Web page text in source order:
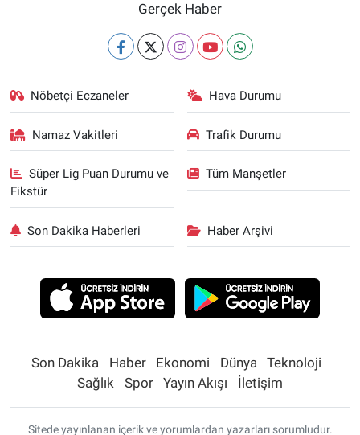
Gerçek Haber
Nöbetçi Eczaneler Hava Durumu
Namaz Vakitleri Trafik Durumu
Süper Lig Puan Durumu ve
Fikstür
Tüm Manşetler
Son Dakika Haberleri Haber Arşivi
Son Dakika Haber Ekonomi Dünya
Teknoloji
Sağlık
Spor Yayın Akışı İletişim
Sitede yayınlanan içerik ve yorumlardan yazarları sorumludur.